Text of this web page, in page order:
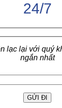
24/7
lạc lại với quý
ngắn nhất